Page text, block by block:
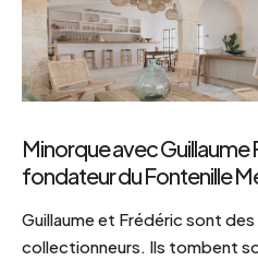
Minorque avec
fondateur du Fontenille
Guillaume et Frédéric sont des
collectionneurs. Ils tombent